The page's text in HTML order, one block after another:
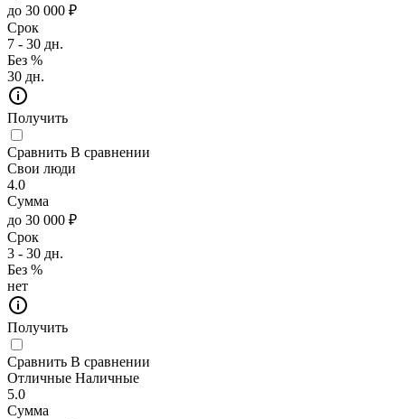
до 30 000 ₽
Срок
7 - 30 дн.
Без %
30 дн.
Получить
Сравнить В сравнении
Свои люди
4.0
Сумма
до 30 000 ₽
Срок
3 - 30 дн.
Без %
нет
Получить
Сравнить В сравнении
Отличные Наличные
5.0
Сумма